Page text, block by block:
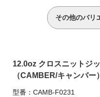
その他のバリ
12.0oz クロスニットジ
（CAMBER/キャンバー）
型番：CAMB-F0231